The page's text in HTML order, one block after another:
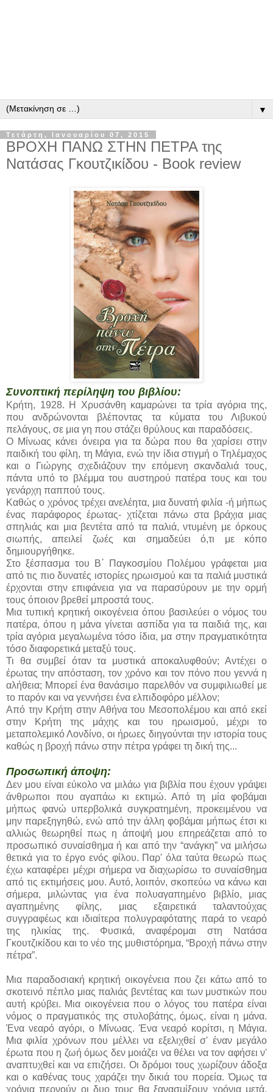
▼
Τετάρτη, Ιανουαρίου 07, 2015
ΒΡΟΧΗ ΠΑΝΩ ΣΤΗΝ ΠΕΤΡΑ της
Νατάσας Γκουτζικίδου - Book review
Συνοπτική περίληψη του βιβλίου:
Κρήτη, 1928. Η Χρυσάνθη καμαρώνει τα τρία αγόρια της,
που ανδρώνονται βλέποντας τα κύματα του Λιβυκού
πελάγους, σε μια γη που στάζει θρύλους και παραδόσεις.
Ο Μίνωας κάνει όνειρα για τα δώρα που θα χαρίσει στην
παιδική του φίλη, τη Μάγια, ενώ την ίδια στιγμή ο Τηλέμαχος
και ο Γιώργης σχεδιάζουν την επόμενη σκανδαλιά τους,
πάντα υπό το βλέμμα του αυστηρού πατέρα τους και του
γενάρχη παππού τους.
Καθώς ο χρόνος τρέχει ανελέητα, μια δυνατή φιλία -ή μήπως
ένας παράφορος έρωτας- χτίζεται πάνω στα βράχια μιας
σπηλιάς και μια βεντέτα από τα παλιά, ντυμένη με όρκους
σιωπής, απειλεί ζωές και σημαδεύει ό,τι με κόπο
δημιουργήθηκε.
Στο ξέσπασμα του Β΄ Παγκοσμίου Πολέμου γράφεται μια
από τις πιο δυνατές ιστορίες ηρωισμού και τα παλιά μυστικά
έρχονται στην επιφάνεια για να παρασύρουν με την ορμή
τους όποιον βρεθεί μπροστά τους.
Μια τυπική κρητική οικογένεια όπου βασιλεύει ο νόμος του
πατέρα, όπου η μάνα γίνεται ασπίδα για τα παιδιά της, και
τρία αγόρια μεγαλωμένα τόσο ίδια, μα στην πραγματικότητα
τόσο διαφορετικά μεταξύ τους.
Τι θα συμβεί όταν τα μυστικά αποκαλυφθούν; Αντέχει ο
έρωτας την απόσταση, τον χρόνο και τον πόνο που γεννά η
αλήθεια; Μπορεί ένα θανάσιμο παρελθόν να συμφιλιωθεί με
το παρόν και να γεννήσει ένα ελπιδοφόρο μέλλον;
Από την Κρήτη στην Αθήνα του Μεσοπολέμου και από εκεί
στην Κρήτη της μάχης και του ηρωισμού, μέχρι το
μεταπολεμικό Λονδίνο, οι ήρωες διηγούνται την ιστορία τους
καθώς η βροχή πάνω στην πέτρα γράφει τη δική της...
Προσωπική άποψη:
Δεν μου είναι εύκολο να μιλάω για βιβλία που έχουν γράψει
άνθρωποι που αγαπάω κι εκτιμώ. Από τη μία φοβάμαι
μήπως φανώ υπερβολικά συγκρατημένη, προκειμένου να
μην παρεξηγηθώ, ενώ από την άλλη φοβάμαι μήπως έτσι κι
αλλιώς θεωρηθεί πως η άποψή μου επηρεάζεται από το
προσωπικό συναίσθημα ή και από την “ανάγκη” να μιλήσω
θετικά για το έργο ενός φίλου. Παρ' όλα ταύτα θεωρώ πως
έχω καταφέρει μέχρι σήμερα να διαχωρίσω το συναίσθημα
από τις εκτιμήσεις μου. Αυτό, λοιπόν, σκοπεύω να κάνω και
σήμερα, μιλώντας για ένα πολυαγαπημένο βιβλίο, μιας
αγαπημένης φίλης, μιας εξαιρετικά ταλαντούχας
συγγραφέως και ιδιαίτερα πολυγραφότατης παρά το νεαρό
της ηλικίας της. Φυσικά, αναφέρομαι στη Νατάσα
Γκουτζικίδου και το νέο της μυθιστόρημα, “Βροχή πάνω στην
πέτρα”.
Μια παραδοσιακή κρητική οικογένεια που ζει κάτω από το
σκοτεινό πέπλο μιας παλιάς βεντέτας και των μυστικών που
αυτή κρύβει. Μια οικογένεια που ο λόγος του πατέρα είναι
νόμος ο πραγματικός της στυλοβάτης, όμως, είναι η μάνα.
Ένα νεαρό αγόρι, ο Μίνωας. Ένα νεαρό κορίτσι, η Μάγια.
Μια φιλία χρόνων που μέλλει να εξελιχθεί σ' έναν μεγάλο
έρωτα που η ζωή όμως δεν μοιάζει να θέλει να τον αφήσει ν'
αναπτυχθεί και να επιζήσει. Οι δρόμοι τους χωρίζουν άδοξα
και ο καθένας τους χαράζει την δικιά του πορεία. Όμως τα
χρόνια περνούν οι δυο τους θα ξανασμίξουν χρόνια μετά,